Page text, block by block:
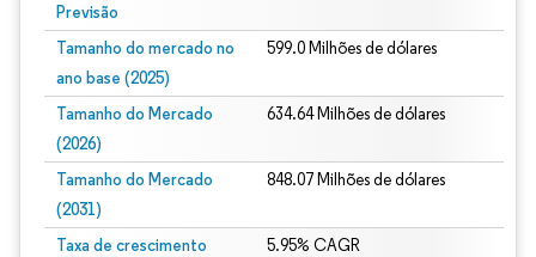
Previsão
Tamanho do mercado no
ano base (2025)
599.0 Milhões de dólares
Tamanho do Mercado
(2026)
634.64 Milhões de dólares
Tamanho do Mercado
(2031)
848.07 Milhões de dólares
Taxa de crescimento
5.95% CAGR